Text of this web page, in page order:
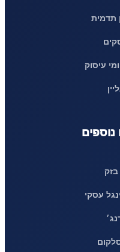
תדמית
עיסוק
נוספים
עסקי